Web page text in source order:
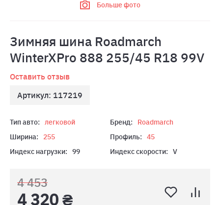
Больше фото
Зимняя шина Roadmarch
WinterXPro 888 255/45 R18 99V
Оставить отзыв
Артикул: 117219
Тип авто: легковой Бренд:
Roadmarch
Ширина:
255 Профиль:
45
Индекс нагрузки:
99 Индекс скорости: V
4 453
4 320 ₴